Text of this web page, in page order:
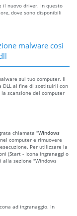
il nuovo driver. In questo
dove sono disponibili
malware così
sul tuo computer. Il
DLL al fine di sostituirli con
scansione del computer
chiamata "Windows
computer e rimuovere
Per utilizzare la
(Start - Icona ingranaggi o
alla sezione "Windows
ad ingranaggio. In